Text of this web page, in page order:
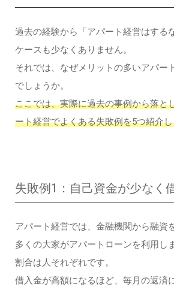
過去の経験から「アパート経営はする
ケースも少なくありません。
それでは、なぜメリットの多いアパー
でしょうか。
ここでは、実際に過去の事例から落と
ート経営でよくある失敗例を5つ紹介
失敗例1：自己資金が少なく
アパート経営では、金融機関から融資
多くの大家がアパートローンを利用し
割合は人それぞれです。
借入金が高額になるほど、毎月の返済